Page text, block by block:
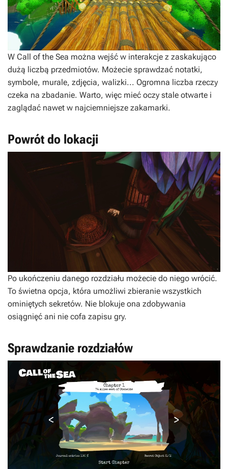
W Call of the Sea można wejść w interakcje z zaskakująco
dużą liczbą przedmiotów. Możecie sprawdzać notatki,
symbole, murale, zdjęcia, walizki... Ogromna liczba rzeczy
czeka na zbadanie. Warto, więc mieć oczy stale otwarte i
zaglądać nawet w najciemniejsze zakamarki.
Powrót do lokacji
Po ukończeniu danego rozdziału możecie do niego wrócić.
To świetna opcja, która umożliwi zbieranie wszystkich
ominiętych sekretów. Nie blokuje ona zdobywania
osiągnięć ani nie cofa zapisu gry.
Sprawdzanie rozdziałów